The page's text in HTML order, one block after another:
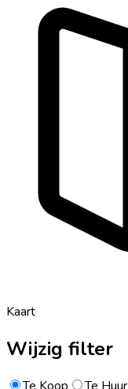
Kaart
Wijzig filter